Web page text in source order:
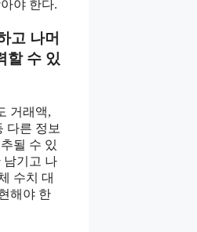
야 한다.
고 나머
할 수 있
거래액,
다른 정보
될 수 있
남기고 나
수치 대
해야 한